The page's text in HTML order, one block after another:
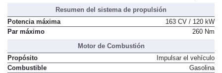
Resumen del sistema de propulsión
Potencia máxima
163 CV / 120 kW
Par máximo
260 Nm
Motor de Combustión
Propósito
Impulsar el vehículo
Combustible
Gasolina